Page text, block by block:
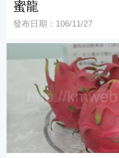
蜜龍
發布日期：106/11/27